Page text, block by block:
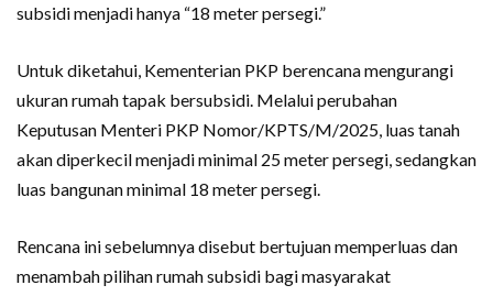
subsidi menjadi hanya “18 meter persegi.”
Untuk diketahui, Kementerian PKP berencana mengurangi
ukuran rumah tapak bersubsidi. Melalui perubahan
Keputusan Menteri PKP Nomor/KPTS/M/2025, luas tanah
akan diperkecil menjadi minimal 25 meter persegi, sedangkan
luas bangunan minimal 18 meter persegi.
Rencana ini sebelumnya disebut bertujuan memperluas dan
menambah pilihan rumah subsidi bagi masyarakat